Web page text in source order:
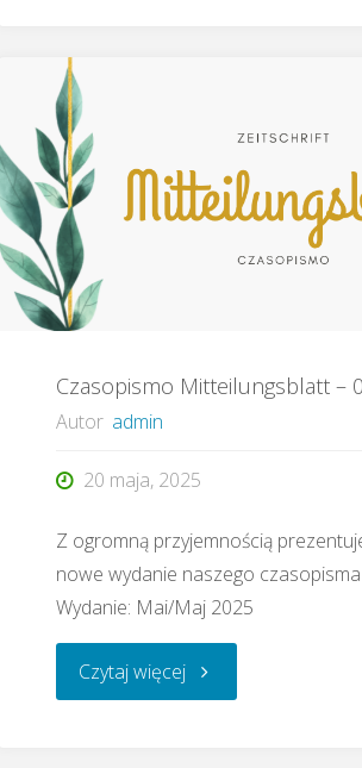
Czasopismo Mitteilungsblatt –
Autor admin
20 maja, 2025
Z ogromną przyjemnością
nowe wydanie naszego
Wydanie: Mai/Maj 2025
Czytaj więcej"Czasopismo